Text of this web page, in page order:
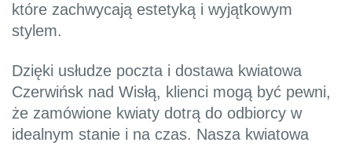
które zachwycają estetyką i wyjątkowym
stylem.
Dzięki usłudze poczta i dostawa kwiatowa
Czerwińsk nad Wisłą, klienci mogą być pewni,
że zamówione kwiaty dotrą do odbiorcy w
idealnym stanie i na czas. Nasza kwiatowa